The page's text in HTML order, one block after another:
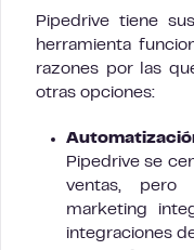
Pipedrive tiene
herramienta
razones por las
otras opciones:
Pipedrive se
ventas, pero
marketing
integraciones